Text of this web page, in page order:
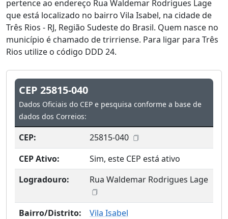
pertence ao endereço Rua Waldemar Rodrigues Lage
que está localizado no bairro Vila Isabel, na cidade de
Três Rios - RJ, Região Sudeste do Brasil. Quem nasce no
município é chamado de trirriense. Para ligar para Três
Rios utilize o código DDD 24.
CEP 25815-040
Dados Oficiais do CEP e pesquisa conforme a base de
dados dos Correios:
CEP:
25815-040
CEP Ativo:
Sim, este CEP está ativo
Logradouro:
Rua Waldemar Rodrigues Lage
Bairro/Distrito:
Vila Isabel